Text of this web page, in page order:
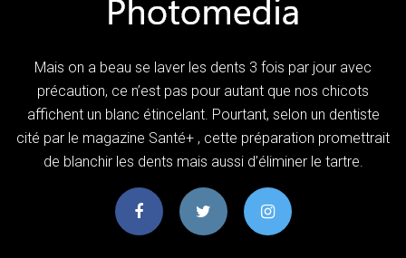
Mais on a beau se laver les dents 3 fois par jour avec
précaution, ce n’est pas pour autant que nos chicots
affichent un blanc étincelant. Pourtant, selon un dentiste
cité par le magazine Santé+ , cette préparation promettrait
de blanchir les dents mais aussi d’éliminer le tartre.